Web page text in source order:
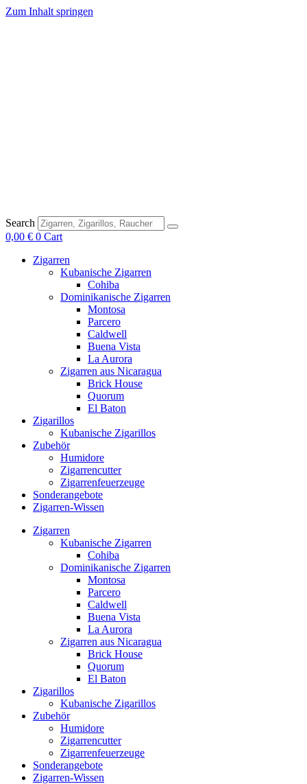
Zum Inhalt springen
Search
0,00 € 0 Cart
Zigarren
Kubanische Zigarren
Cohiba
Dominikanische Zigarren
Montosa
Parcero
Caldwell
Buena Vista
La Aurora
Zigarren aus Nicaragua
Brick House
Quorum
El Baton
Zigarillos
Kubanische Zigarillos
Zubehör
Humidore
Zigarrencutter
Zigarrenfeuerzeuge
Sonderangebote
Zigarren-Wissen
Zigarren
Kubanische Zigarren
Cohiba
Dominikanische Zigarren
Montosa
Parcero
Caldwell
Buena Vista
La Aurora
Zigarren aus Nicaragua
Brick House
Quorum
El Baton
Zigarillos
Kubanische Zigarillos
Zubehör
Humidore
Zigarrencutter
Zigarrenfeuerzeuge
Sonderangebote
Zigarren-Wissen